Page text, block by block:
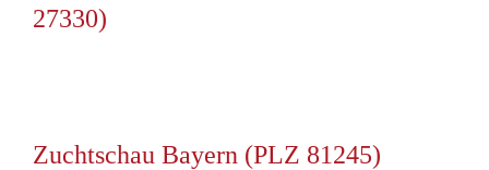
27330)
Zuchtschau Bayern (PLZ 81245)